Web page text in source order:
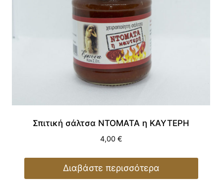
Σπιτική σάλτσα ΝΤΟΜΑΤΑ η ΚΑΥΤΕΡΗ
4,00 €
Διαβάστε περισσότερα